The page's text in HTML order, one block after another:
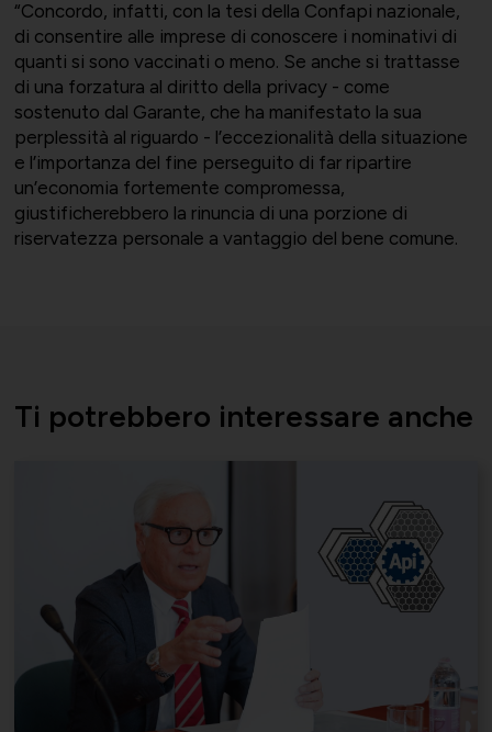
“Concordo, infatti, con la tesi della Confapi nazionale,
di consentire alle imprese di conoscere i nominativi di
quanti si sono vaccinati o meno. Se anche si trattasse
di una forzatura al diritto della privacy - come
sostenuto dal Garante, che ha manifestato la sua
perplessità al riguardo - l’eccezionalità della situazione
e l’importanza del fine perseguito di far ripartire
un’economia fortemente compromessa,
giustificherebbero la rinuncia di una porzione di
riservatezza personale a vantaggio del bene comune.
Ti potrebbero interessare anche
Certificazioni
Convenzioni
Associarsi
Momenti di vita associativa
UNIONALIMENTARI
Salute, Università e Ricerca
UNIONSERVIZI
Supporto tecnico-giuridico
Affari generali